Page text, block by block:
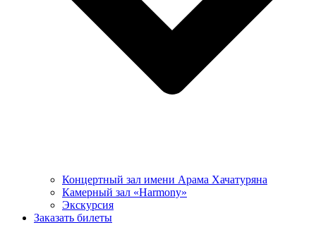
Концертный зал имени Арама Хачатуряна
Камерный зал «Harmony»
Экскурсия
Заказать билеты